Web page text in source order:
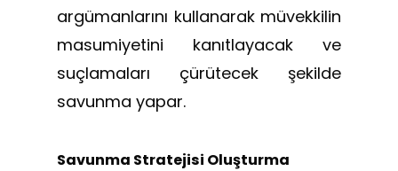
argümanlarını kullanarak müvekkilin
masumiyetini kanıtlayacak ve
suçlamaları çürütecek şekilde
savunma yapar.
Savunma Stratejisi Oluşturma